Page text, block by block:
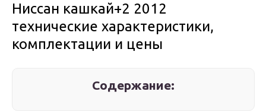
Ниссан кашкай+2 2012
технические характеристики,
комплектации и цены
Содержание: